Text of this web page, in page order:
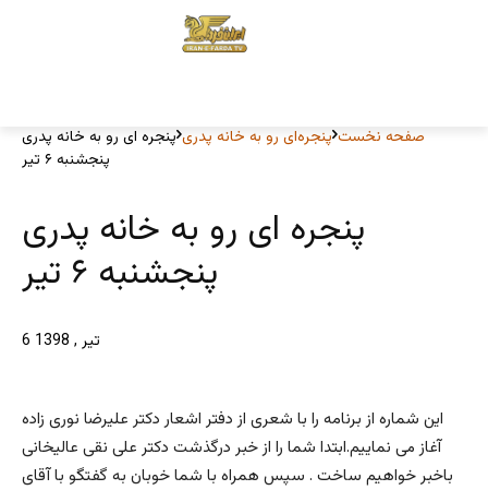
صفحه نخست پنجره‌ای رو به خانه پدری پنجره ای رو به خانه پدری
پنجشنبه ۶ تیر
پنجره ای رو به خانه پدری
پنجشنبه ۶ تیر
6 تیر , 1398
این شماره از برنامه را با شعری از دفتر اشعار دکتر علیرضا نوری زاده
آغاز می نماییم.ابتدا شما را از خبر درگذشت دکتر علی نقی عالیخانی
باخبر خواهیم ساخت . سپس همراه با شما خوبان به گفتگو با آقای